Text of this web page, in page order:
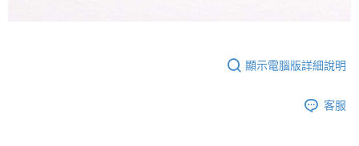
顯示電腦版詳細說明
客服